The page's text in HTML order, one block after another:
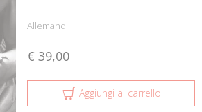
Allemandi
€ 39,00
Aggiungi al carrello